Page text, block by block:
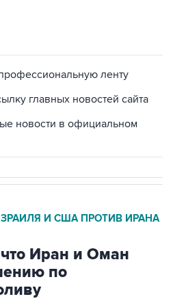
ленту
главных новостей сайта
новости в официальном
И США ПРОТИВ ИРАНА
Иран и Оман
по